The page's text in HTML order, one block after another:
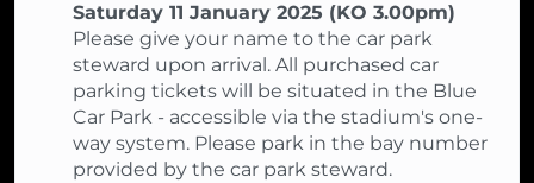
Saturday 11 January 2025 (KO 3.00pm)
Please give your name to the car park
steward upon arrival. All purchased car
parking tickets will be situated in the Blue
Car Park - accessible via the stadium's one-
way system. Please park in the bay number
provided by the car park steward.